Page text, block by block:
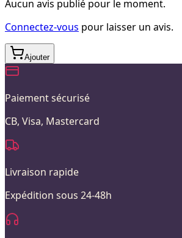
Aucun avis publié pour le moment.
Connectez-vous pour laisser un avis.
Ajouter
Paiement sécurisé
CB, Visa, Mastercard
Livraison rapide
Expédition sous 24-48h